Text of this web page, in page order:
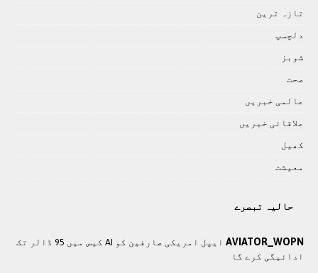
تازہ ترين
دلچسپ
شوبز
صحت
عالمی خبريں
علاقائی خبريں
کھيل
معيشت
حالیہ تبصرے
AVIATOR_WOPN
ایپل امریکی صارفین کو AI کیس میں 95 ڈالر تک
ادائیگی کرے گا